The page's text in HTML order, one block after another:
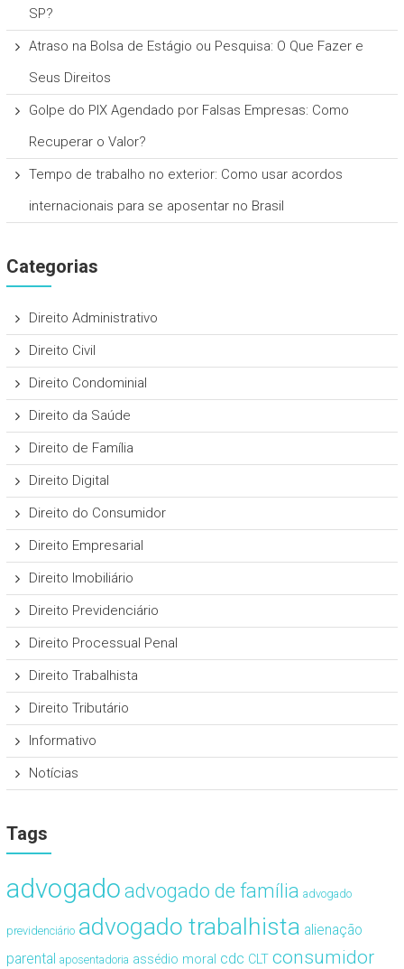
SP?
Atraso na Bolsa de Estágio ou Pesquisa: O Que Fazer e
Seus Direitos
Golpe do PIX Agendado por Falsas Empresas: Como
Recuperar o Valor?
Tempo de trabalho no exterior: Como usar acordos
internacionais para se aposentar no Brasil
Categorias
Direito Administrativo
Direito Civil
Direito Condominial
Direito da Saúde
Direito de Família
Direito Digital
Direito do Consumidor
Direito Empresarial
Direito Imobiliário
Direito Previdenciário
Direito Processual Penal
Direito Trabalhista
Direito Tributário
Informativo
Notícias
Tags
advogado advogado de família advogado
previdenciário advogado trabalhista alienação
parental aposentadoria assédio moral cdc CLT consumidor